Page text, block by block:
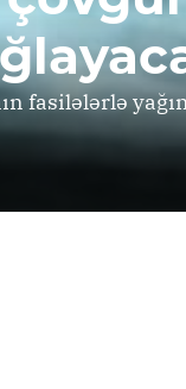
fasilələrlə